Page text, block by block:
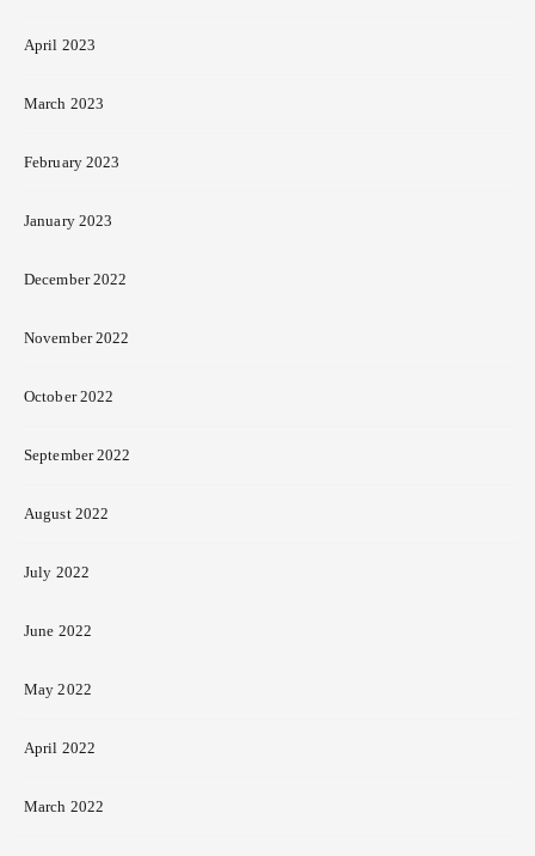
April 2023
March 2023
February 2023
January 2023
December 2022
November 2022
October 2022
September 2022
August 2022
July 2022
June 2022
May 2022
April 2022
March 2022